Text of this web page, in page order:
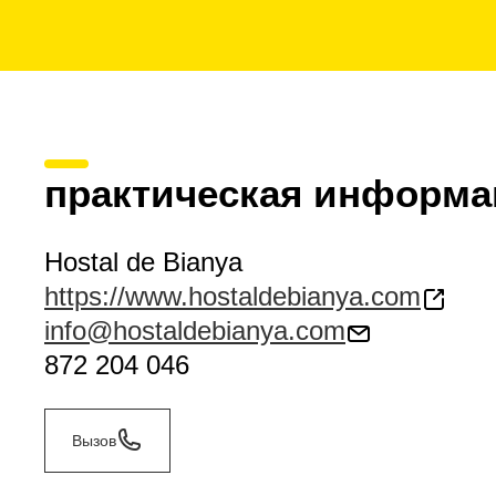
практическая
Hostal de Bianya
https://www.hostaldebianya.com
info@hostaldebianya.com
872 204 046
Вызов